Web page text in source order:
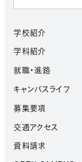
学校紹介
学科紹介
就職・進路
キャンパスライフ
募集要項
交通アクセス
資料請求